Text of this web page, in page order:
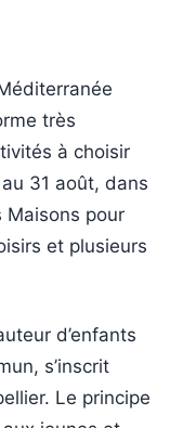
très
à choisir
31 août, dans
Maisons pour
et plusieurs
d’enfants
s’inscrit
Le principe